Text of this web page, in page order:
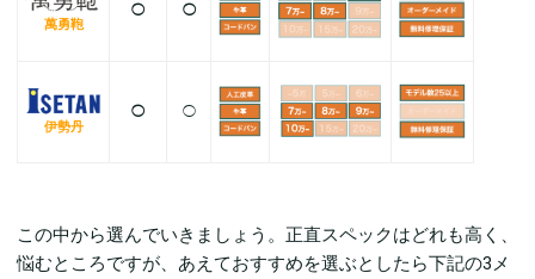
萬勇鞄
◯ ◯
伊勢丹
◯ ◯
この中から選んでいきましょう。正直スペックはどれも高く、
悩むところですが、あえておすすめを選ぶとしたら下記の3メ